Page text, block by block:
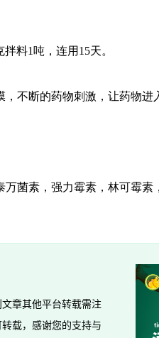
料1吨，连用15天。
断的药物刺激，让药物进
素，强力霉素，林可霉素
章其他平台转载需注
载，感谢您的支持与